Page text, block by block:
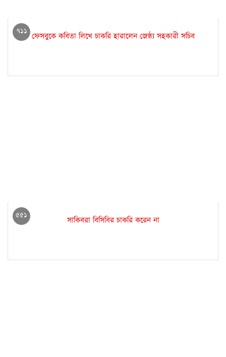
৭১১ ফেসবুকে কবিতা লিখে চাকরি হারালেন জেষ্ঠ্য সহকারী সচিব
৫৫১ সাকিবরা বিসিবির চাকরি করেন না